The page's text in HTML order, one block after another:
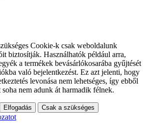
Cookie-k csak weboldalunk
biztosítják. Használhatók például arra,
a termékek bevásárlókosarába gyűjtését
való bejelentkezést. Ez azt jelenti, hogy
levonása nem lehetséges, így ebből
soha nem adunk át harmadik félnek.
Elfogadás Csak a szükséges